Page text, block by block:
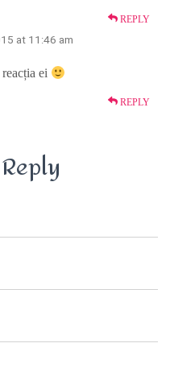
REPLY
at 11:46 am
ei
REPLY